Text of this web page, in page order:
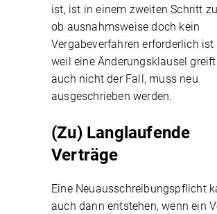
ist, ist in einem zweiten Schritt
ob ausnahmsweise doch kein
Vergabeverfahren erforderlich ist
weil eine Änderungsklausel
auch nicht der Fall, muss neu
ausgeschrieben werden.
(Zu) Langlaufende
Verträge
Eine Neuausschreibungspflicht
auch dann entstehen, wenn ein